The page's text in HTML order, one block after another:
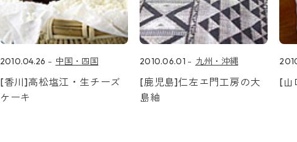
2010.04.26 中国・四国
[香川]高松塩江・生チーズ
ケーキ
2010.06.01 九州・沖縄
[鹿児島]仁左エ門工房の大
島紬
[山